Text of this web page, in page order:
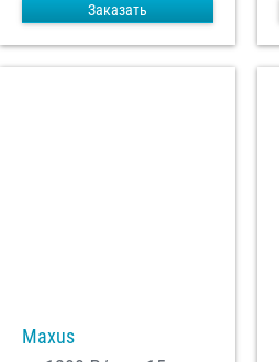
Заказать
Maxus